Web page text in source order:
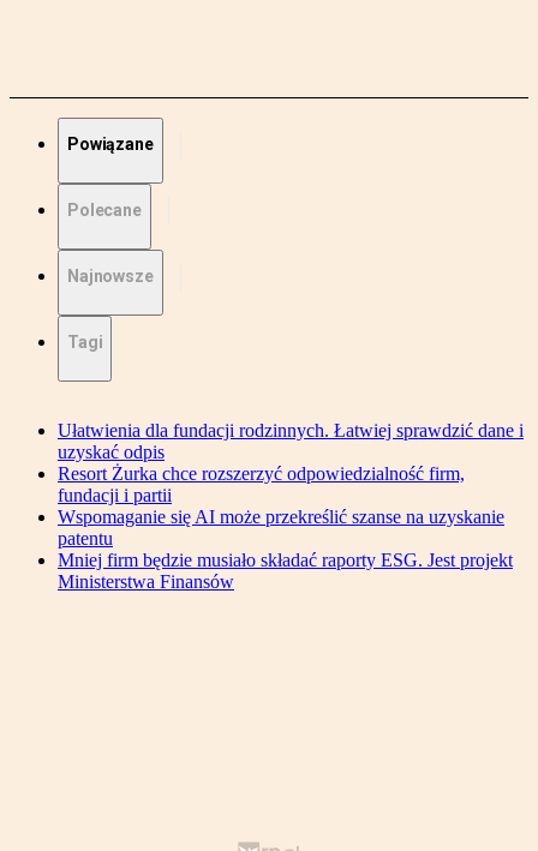
Powiązane
Polecane
Najnowsze
Tagi
Ułatwienia dla fundacji rodzinnych. Łatwiej sprawdzić dane i
uzyskać odpis
Resort Żurka chce rozszerzyć odpowiedzialność firm,
fundacji i partii
Wspomaganie się AI może przekreślić szanse na uzyskanie
patentu
Mniej firm będzie musiało składać raporty ESG. Jest projekt
Ministerstwa Finansów